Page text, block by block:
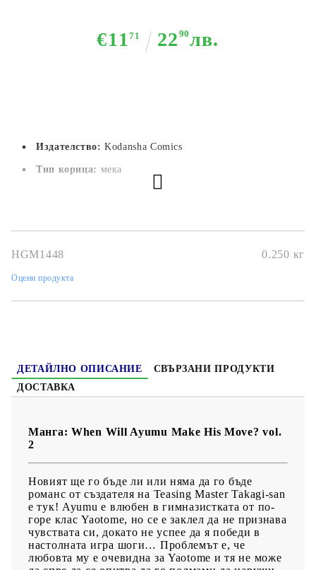
€1171 22 90лв.
Издателство:Kodansha Comics
Тип корица: мека
Дата на издаване:
Жанр:Comedy, Romance, Slice of Life
HGM1448 0.250 кг
Оцени продукта
ДЕТАЙЛНО ОПИСАНИЕ
СВЪРЗАНИ ПРОДУКТИ
ДОСТАВКА
Манга: When Will Ayumu Make His Move? vol.
2
Новият ще го бъде ли или няма да го бъде
романс от създателя на Teasing Master Takagi-san
е тук! Ayumu е влюбен в гимназистката от по-
горе клас Yaotome, но се е заклел да не признава
чувствата си, докато не успее да я победи в
настолната игра шоги… Проблемът е, че
любовта му е очевидна за Yaotome и тя не може